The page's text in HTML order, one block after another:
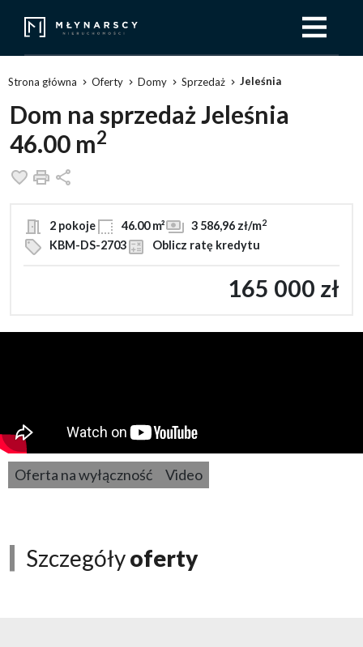
Strona główna Oferty Domy Sprzedaż Jeleśnia
Dom na sprzedaż Jeleśnia
46.00 m2
Dodaj do ulubionych
Drukuj
2 pokoje 46.00 m² 3 586,96 zł/m2
KBM-DS-2703 Oblicz ratę kredytu
165 000 zł
Oferta na wyłączność Video
Szczegółyoferty